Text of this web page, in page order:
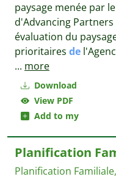
Download
View PDF
Add to my
paysage menée par
d'Advancing Partners
évaluation du
prioritaires de
... more
Planification
Planification